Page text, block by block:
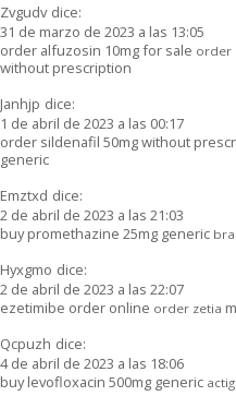
Zvgudv dice:
31 de marzo de 2023 a las 13:05
order alfuzosin 10mg for sale order
without prescription
Janhjp dice:
1 de abril de 2023 a las 00:17
order sildenafil 50mg without
generic
Emztxd dice:
2 de abril de 2023 a las 21:03
buy promethazine 25mg generic
Hyxgmo dice:
2 de abril de 2023 a las 22:07
ezetimibe order online order zetia
Qcpuzh dice:
4 de abril de 2023 a las 18:06
buy levofloxacin 500mg generic